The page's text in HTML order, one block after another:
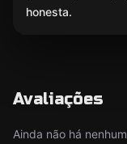
honesta.
Avaliações
Ainda não há